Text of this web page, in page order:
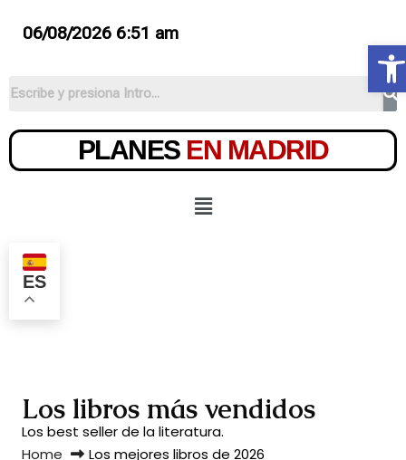
06/08/2026 6:51 am
PLANES EN MADRID
ES
Los libros más vendidos
Los best seller de la literatura.
Home
Los mejores libros de 2026